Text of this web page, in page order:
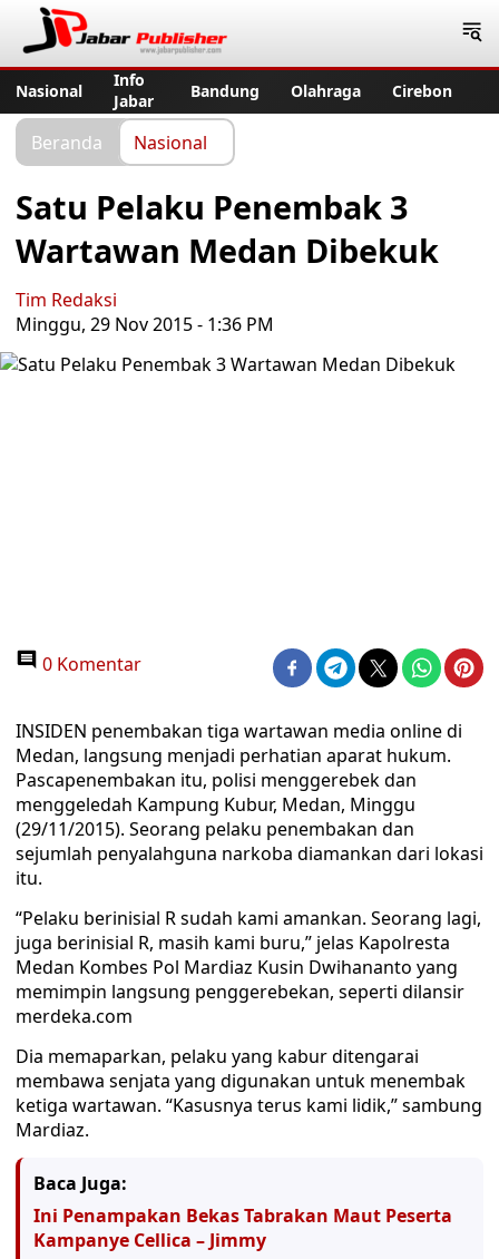
Nasional
Info
Jabar
Bandung Olahraga Cirebon
Beranda Nasional
Satu Pelaku Penembak 3
Wartawan Medan Dibekuk
Tim Redaksi
Minggu, 29 Nov 2015 - 1:36 PM
0 Komentar
INSIDEN penembakan tiga wartawan media online di
Medan, langsung menjadi perhatian aparat hukum.
Pascapenembakan itu, polisi menggerebek dan
menggeledah Kampung Kubur, Medan, Minggu
(29/11/2015). Seorang pelaku penembakan dan
sejumlah penyalahguna narkoba diamankan dari lokasi
itu.
“Pelaku berinisial R sudah kami amankan. Seorang lagi,
juga berinisial R, masih kami buru,” jelas Kapolresta
Medan Kombes Pol Mardiaz Kusin Dwihananto yang
memimpin langsung penggerebekan, seperti dilansir
merdeka.com
Dia memaparkan, pelaku yang kabur ditengarai
membawa senjata yang digunakan untuk menembak
ketiga wartawan. “Kasusnya terus kami lidik,” sambung
Mardiaz.
Baca Juga:
Ini Penampakan Bekas Tabrakan Maut Peserta
Kampanye Cellica – Jimmy